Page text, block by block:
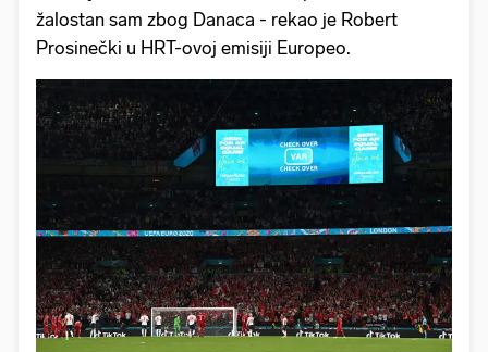
žalostan sam zbog Danaca - rekao je Robert
Prosinečki u HRT-ovoj emisiji Europeo.